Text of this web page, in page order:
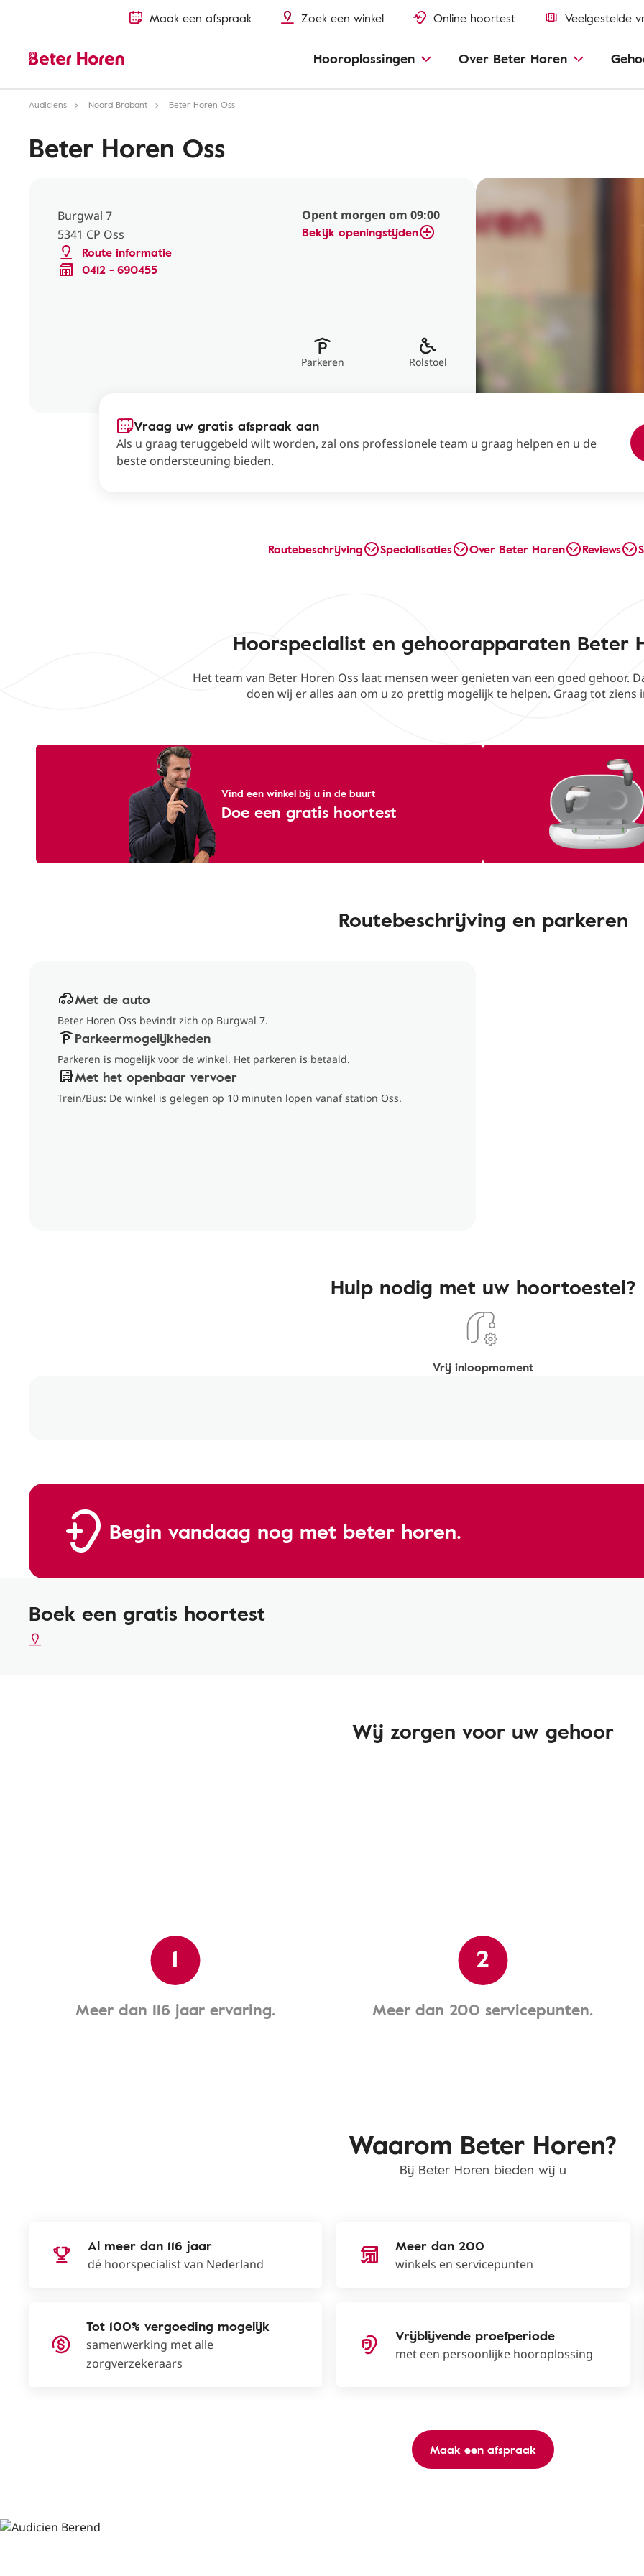
Maak een afspraak Zoek een winkel Online hoortest Veelgestelde
Hooroplossingen Over Beter Horen
Audiciens Noord Brabant Beter Horen Oss
Beter Horen Oss
Burgwal 7
5341 CP Oss
Route informatie
0412 - 690455
Opent morgen om 09:00
Bekijk openingstijden
Parkeren Rolstoel
Vraag uw gratis afspraak aan
Als u graag teruggebeld wilt worden, zal ons professionele team u graag helpen en u de
beste ondersteuning bieden.
Routebeschrijving Specialisaties Over Beter Horen Reviews
Hoorspecialist en gehoorapparaten Beter
Het team van Beter Horen Oss laat mensen weer genieten van een goed gehoor.
doen wij er alles aan om u zo prettig mogelijk te helpen. Graag tot ziens
Vind een winkel bij u in de buurt
Doe een gratis hoortest
Routebeschrijving en parkeren
Met de auto
Beter Horen Oss bevindt zich op Burgwal 7.
Parkeermogelijkheden
Parkeren is mogelijk voor de winkel. Het parkeren is betaald.
Met het openbaar vervoer
Trein/Bus: De winkel is gelegen op 10 minuten lopen vanaf station Oss.
Hulp nodig met uw hoortoestel?
Vrij inloopmoment
Begin vandaag nog met beter horen.
Boek een gratis hoortest
Wij zorgen voor uw gehoor
1
Meer dan 116 jaar ervaring.
2
Meer dan 200 servicepunten.
Waarom Beter Horen?
Bij Beter Horen bieden wij u
Al meer dan 116 jaar
dé hoorspecialist van Nederland
Meer dan 200
winkels en servicepunten
Tot 100% vergoeding mogelijk
samenwerking met alle
zorgverzekeraars
Vrijblijvende proefperiode
met een persoonlijke hooroplossing
Maak een afspraak